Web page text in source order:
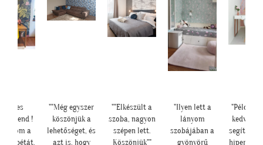
""Még egyszer
köszönjük a
lehetőséget, és
azt is, hogy
""Elkészült a
szoba, nagyon
szépen lett.
Köszönjük""
"Ilyen lett a
lányom
szobájában a
gyönyörű
"Példa értékű
kedvesség és
segítőkészség,
hiperszuper 24